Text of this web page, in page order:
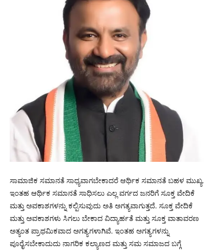
ಸಾಮಾಜಿಕ ಸಮಾನತೆ ಸಾಧ್ಯವಾಗಬೇಕಾದರೆ ಆರ್ಥಿಕ ಸಮಾನತೆ ಬಹಳ ಮುಖ್ಯ.
ಇಂತಹ ಆರ್ಥಿಕ ಸಮಾನತೆ ಸಾಧಿಸಲು ಎಲ್ಲ ವರ್ಗದ ಜನರಿಗೆ ಸೂಕ್ತ ವೇದಿಕೆ
ಮತ್ತು ಅವಕಾಶಗಳನ್ನು ಕಲ್ಪಿಸುವುದು ಅತಿ ಅಗತ್ಯವಾಗುತ್ತದೆ. ಸೂಕ್ತ ವೇದಿಕೆ
ಮತ್ತು ಅವಕಾಶಗಳು ಸಿಗಲು ಬೇಕಾದ ವಿದ್ಯಾರ್ಹತೆ ಮತ್ತು ಸೂಕ್ತ ವಾತಾವರಣ
ಅತ್ಯಂತ ಪ್ರಾಥಮಿಕವಾದ ಅಗತ್ಯಗಳಾಗಿವೆ. ಇಂತಹ ಅಗತ್ಯಗಳನ್ನು
ಪೂರೈಸಬೇಕಾದುದು ನಾಗರಿಕ ಕಲ್ಯಾಣದ ಮತ್ತು ಸಮ ಸಮಾಜದ ಬಗ್ಗೆ